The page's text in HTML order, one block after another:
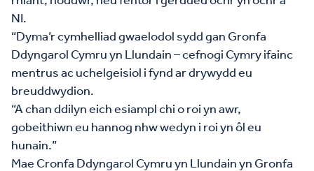
NI.
“Dyma’r cymhelliad gwaelodol sydd gan Gronfa
Ddyngarol Cymru yn Llundain – cefnogi Cymry ifainc
mentrus ac uchelgeisiol i fynd ar drywydd eu
breuddwydion.
“A chan ddilyn eich esiampl chi o roi yn awr,
gobeithiwn eu hannog nhw wedyn i roi yn ôl eu
hunain.”
Mae Cronfa Ddyngarol Cymru yn Llundain yn Gronfa